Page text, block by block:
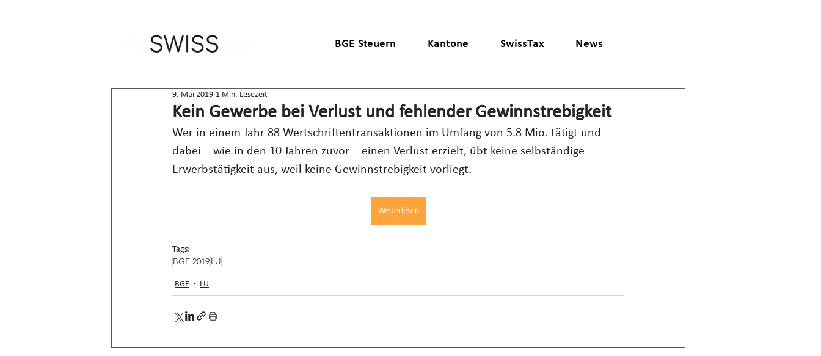
BGE Steuern Kantone SwissTax News
Kein Gewerbe bei Verlust und fehlender Gewinnstrebigkeit
9. Mai 2019 1 Min. Lesezeit
Wer in einem Jahr 88 Wertschriftentransaktionen im Umfang von 5.8 Mio. tätigt und
dabei – wie in den 10 Jahren zuvor – einen Verlust erzielt, übt keine selbständige
Erwerbstätigkeit aus, weil keine Gewinnstrebigkeit vorliegt.
Weiterlesen
Tags:
BGE 2019LU
BGE LU